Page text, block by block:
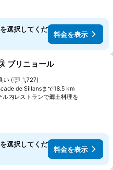
選択してくだ
料金を表示
気に入りに追加
ブリニョール
のランク
い
1,727
de Sillansまで18.5 km
ル内レストランで郷土料理を
選択してくだ
料金を表示